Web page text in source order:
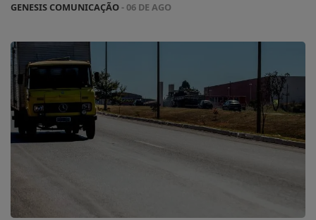
GENESIS COMUNICAÇÃO- 06 DE AGO